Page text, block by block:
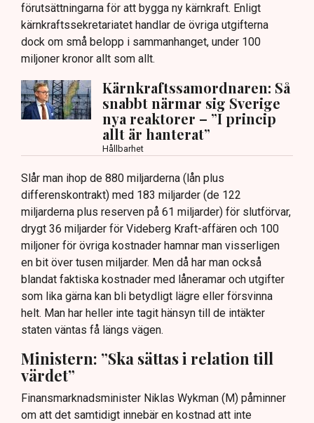
förutsättningarna för att bygga ny kärnkraft. Enligt
kärnkraftssekretariatet handlar de övriga utgifterna
dock om små belopp i sammanhanget, under 100
miljoner kronor allt som allt.
Kärnkraftssamordnaren: Så
snabbt närmar sig Sverige
nya reaktorer – ”I princip
allt är hanterat”
Hållbarhet
Slår man ihop de 880 miljarderna (lån plus
differenskontrakt) med 183 miljarder (de 122
miljarderna plus reserven på 61 miljarder) för slutförvar,
drygt 36 miljarder för Videberg Kraft-affären och 100
miljoner för övriga kostnader hamnar man visserligen
en bit över tusen miljarder. Men då har man också
blandat faktiska kostnader med låneramar och utgifter
som lika gärna kan bli betydligt lägre eller försvinna
helt. Man har heller inte tagit hänsyn till de intäkter
staten väntas få längs vägen.
Ministern: ”Ska sättas i relation till
värdet”
Finansmarknadsminister Niklas Wykman (M) påminner
om att det samtidigt innebär en kostnad att inte